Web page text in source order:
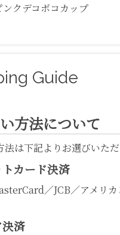
クデコボコカップ
Guide
方法について
法は下記よりお選びいただ
カード決済
／JCB／アメリカ
済